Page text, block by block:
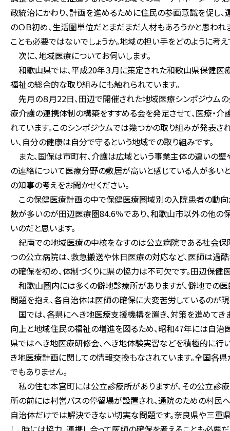
政統治にかわり、計画を進めるために住民の参画意識を促し
のＯＢ初め、生活圏単位だとまだまだ人材もあろうかと思わ
ことも必要ではないでしょうか。地域の担い手をどのように考
次に、地域医療についてお伺いします。
和歌山県では、平成20年３月に策定された和歌山県保健医
福祉の総合的な取り組みにも触れられています。
先月の８月22日、田辺で開催された地域医療シンポジウム
療介護の連携体制の構築をすすめる会を発足させて、医療・
れています。このシンポジウムでは幾つかの取り組みが発表
い、自分の健康は自分で守るという地域での取り組みです。
また、国保は市町村、介護は広域という事業主体の違いの
の連絡について医療分野の敷居が高いと感じている人が多い
の知事の考えをお聞かせください。
この保健医療計画の中で保健医療圏域別の入院患者の動
数が多いのが田辺医療圏84.6％であり、和歌山市以外の他
いのだと思います。
紀南での地域医療の中核をなすのは公立病院である社会保
つの公立病院は、救急搬送や休日医療の対応など、医師は過
の確保を初め、体制づくりに県の協力は不可欠です。田辺保
和歌山圏内には多くの僻地診療所がありますが、僻地での
問題を抱え、各自治体は医師の確保に大変苦労しているのが現
国では、各県にへき地医療支援機構を置き、対策を進めて
向上と地域住民の福祉の増進を図るため、昭和47年には自治
県ではへき地医療研修会、へき地体験実習などを積極的に行
き地医療計画に関しての情報交換もなされています。全国各
でもありません。
私の住む本宮町には公立診療所がありますが、その公立診
所の前には村営バスの停留場が設置され、通院のための村民
自治体だけでは解決できない切実な問題です。奈良県や三重